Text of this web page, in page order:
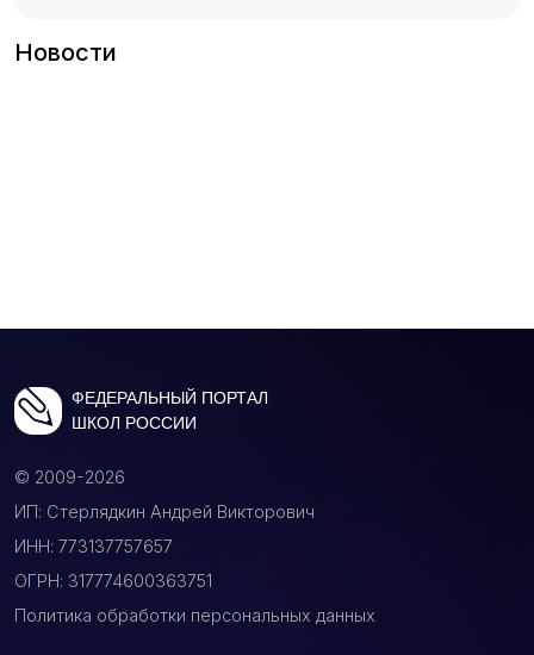
Новости
ФЕДЕРАЛЬНЫЙ ПОРТАЛ
ШКОЛ РОССИИ
© 2009-2026
ИП: Стерлядкин Андрей Викторович
ИНН: 773137757657
ОГРН: 317774600363751
Политика обработки персональных данных